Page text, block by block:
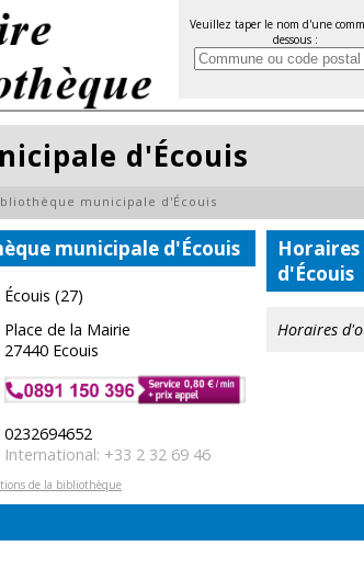
Veuillez taper le nom d'une
dessous :
d'Écouis
municipale d'Écouis
municipale d'Écouis
Écouis (27)
Place de la Mairie
27440 Ecouis
0232694652
International: +33 2 32 69 46
de la bibliothèque
d'Écouis
Horaires